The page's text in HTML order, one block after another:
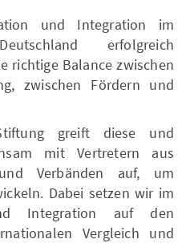
und Integration im
erfolgreich
richtige Balance zwischen
zwischen Fördern und
greift diese und
mit Vertretern aus
Verbänden auf, um
Dabei setzen wir im
Integration auf den
Vergleich und